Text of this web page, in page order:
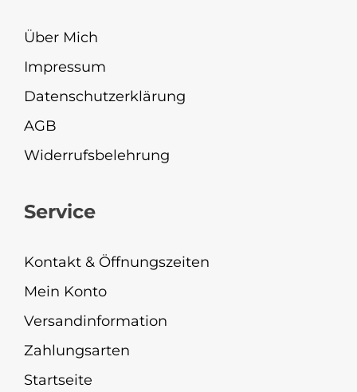
Über Mich
Impressum
Datenschutzerklärung
AGB
Widerrufsbelehrung
Service
Kontakt & Öffnungszeiten
Mein Konto
Versandinformation
Zahlungsarten
Startseite